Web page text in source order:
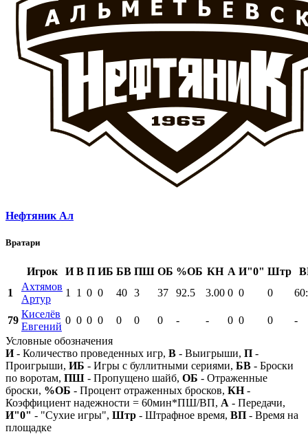
Нефтяник Ал
Вратари
Игрок И В П ИБ БВ ПШ ОБ %ОБ КН А И"0" Штр
1
Ахтямов
Артур
1 1 0 0 40 3 37 92.5 3.00 0 0 0
79
Киселёв
Евгений
0 0 0 0 0 0 0 - - 0 0 0
-
Условные обозначения
И- Количество проведенных игр, В - Выигрыши, П -
Проигрыши, ИБ - Игры с буллитными сериями, БВ - Броски
по воротам, ПШ - Пропущено шайб, ОБ - Отраженные
броски, %ОБ - Процент отраженных бросков, КН-
Коэффициент надежности = 60мин*ПШ/ВП, А - Передачи,
И"0" - "Сухие игры", Штр - Штрафное время, ВП - Время на
площадке